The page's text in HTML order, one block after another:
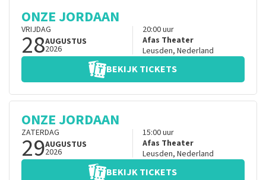
ONZE JORDAAN
VRIJDAG
28AUGUSTUS
2026
20:00uur
Afas Theater
Leusden, Nederland
BEKIJK TICKETS
ONZE JORDAAN
ZATERDAG
29AUGUSTUS
2026
15:00uur
Afas Theater
Leusden, Nederland
BEKIJK TICKETS